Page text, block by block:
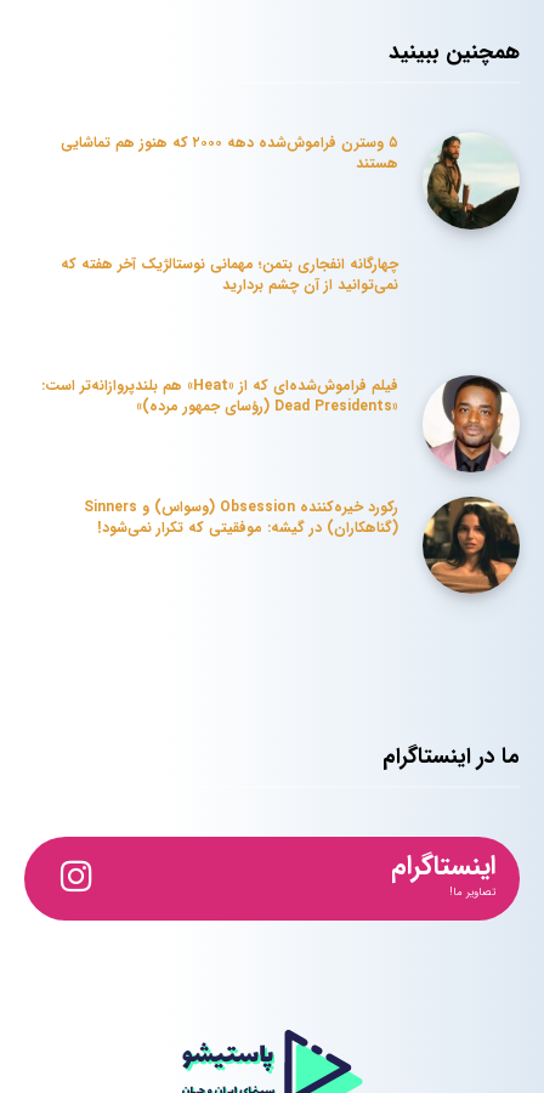
همچنین ببینید
۵ وسترن فراموش‌شده دهه ۲۰۰۰ که هنوز هم تماشایی
هستند
چهارگانه انفجاری بتمن؛ مهمانی نوستالژیک آخر هفته که
نمی‌توانید از آن چشم بردارید
فیلم فراموش‌شده‌ای که از «Heat» هم بلندپروازانه‌تر است:
«Dead Presidents (رؤسای جمهور مرده)»
رکورد خیره‌کننده Obsession (وسواس) و Sinners
(گناهکاران) در گیشه: موفقیتی که تکرار نمی‌شود!
ما در اینستاگرام
اینستاگرام
تصاویر ما!